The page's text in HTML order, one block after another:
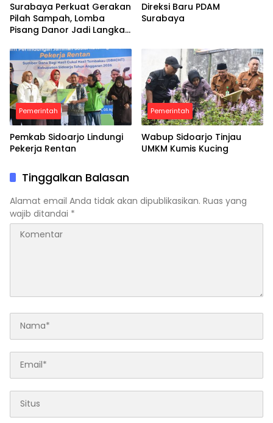
Surabaya Perkuat Gerakan
Pilah Sampah, Lomba
Pisang Danor Jadi Langkah
Pancasila
Direksi Baru PDAM
Surabaya
Pemerintah
Pemkab Sidoarjo Lindungi
Pekerja Rentan
Pemerintah
Wabup Sidoarjo Tinjau
UMKM Kumis Kucing
Tinggalkan Balasan
Alamat email Anda tidak akan dipublikasikan. Ruas yang
wajib ditandai *